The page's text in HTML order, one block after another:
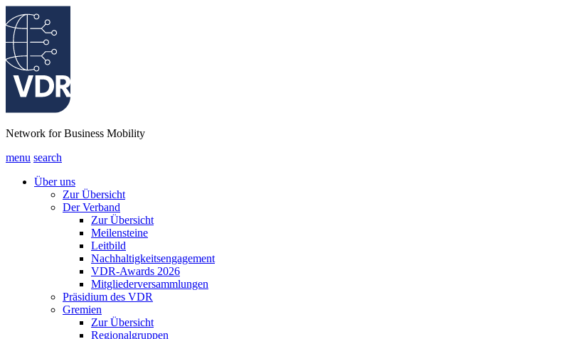
Network for Business Mobility
menu search
Über uns
Zur Übersicht
Der Verband
Zur Übersicht
Meilensteine
Leitbild
Nachhaltigkeitsengagement
VDR-Awards 2026
Mitgliederversammlungen
Präsidium des VDR
Gremien
Zur Übersicht
Regionalgruppen